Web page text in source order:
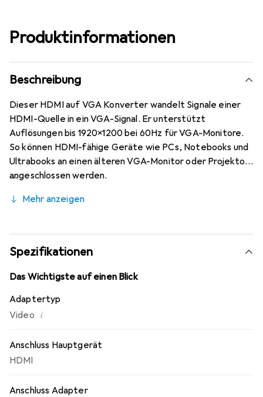
Produktinformationen
Beschreibung
Dieser HDMI auf VGA Konverter wandelt Signale einer
HDMI-Quelle in ein VGA-Signal. Er unterstützt
Auflösungen bis 1920x1200 bei 60Hz für VGA-Monitore.
So können HDMI-fähige Geräte wie PCs, Notebooks und
Ultrabooks an einen älteren VGA-Monitor oder Projektor
angeschlossen werden.
Mehr anzeigen
Spezifikationen
Das Wichtigste auf einen Blick
Adaptertyp
Video i
Anschluss Hauptgerät
HDMI
Anschluss Adapter